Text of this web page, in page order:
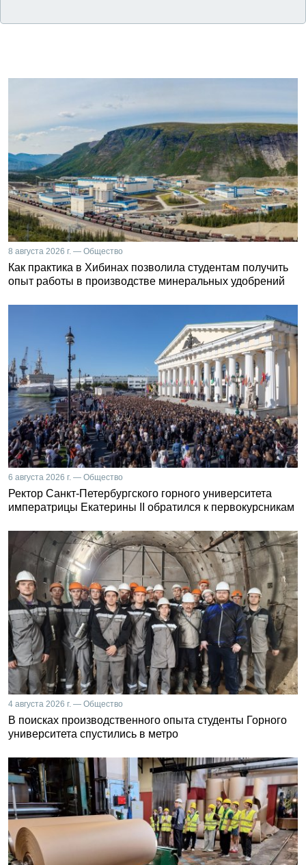
8 августа 2026 г. — Общество
Как практика в Хибинах позволила студентам получить
опыт работы в производстве минеральных удобрений
6 августа 2026 г. — Общество
Ректор Санкт-Петербургского горного университета
императрицы Екатерины II обратился к первокурсникам
4 августа 2026 г. — Общество
В поисках производственного опыта студенты Горного
университета спустились в метро